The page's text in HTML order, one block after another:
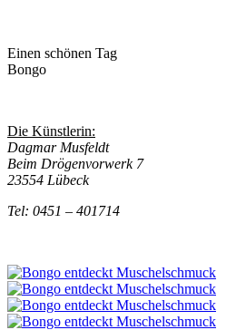
Einen schönen Tag
Bongo
Die Künstlerin:
Dagmar Musfeldt
Beim Drögenvorwerk 7
23554 Lübeck
Tel: 0451 – 401714